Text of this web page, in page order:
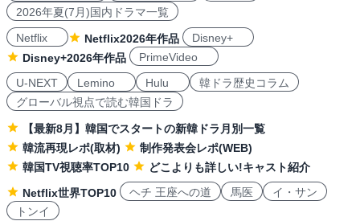
2026年夏(7月)国内ドラマ一覧
Netflix
Netflix2026年作品
Disney+
Disney+2026年作品
PrimeVideo
U-NEXT
Lemino Hulu
韓ドラ歴史コラム
グローバル視点で読む韓国ドラ
【最新8月】韓国でスタートの新韓ドラ月別一覧
韓流再現レポ(取材)
制作発表会レポ(WEB)
韓国TV視聴率TOP10
どこよりも詳しい!キャスト紹介
Netflix世界TOP10
ヘチ 王座への道 馬医
イ・サン
トンイ